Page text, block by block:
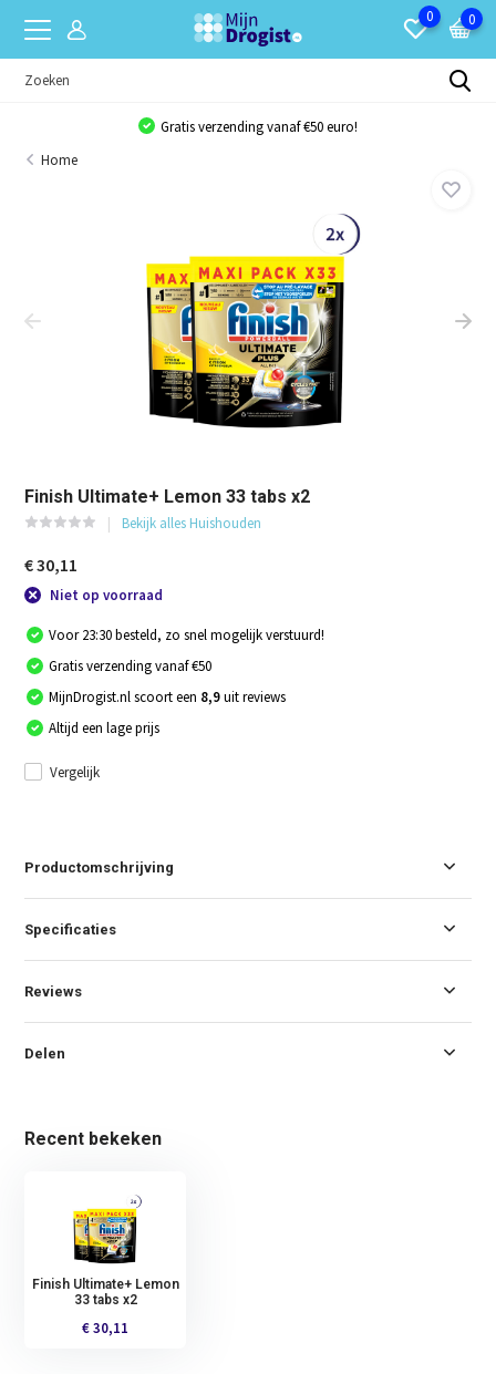
0 0
Gratis verzending vanaf €50 euro!
Home
Finish Ultimate+ Lemon 33 tabs x2
Bekijk alles Huishouden
€ 30,11
Niet op voorraad
Voor 23:30 besteld, zo snel mogelijk verstuurd!
Gratis verzending vanaf €50
MijnDrogist.nl scoort een 8,9uit reviews
Altijd een lage prijs
Vergelijk
Productomschrijving
Specificaties
Reviews
Delen
Recent bekeken
Finish Ultimate+ Lemon
33 tabs x2
€ 30,11